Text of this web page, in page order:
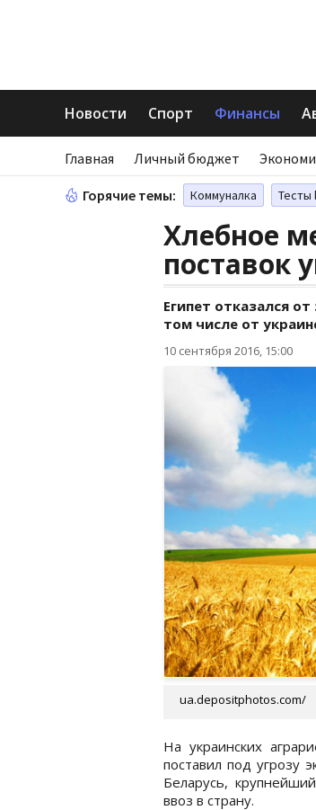
Новости Спорт Финансы
Главная Личный бюджет
Горячие темы: Коммуналка Тесты
Хлебное
поставок
Египет отказался
том числе от
10 сентября 2016, 15:00
ua.depositphotos.com/
На украинских
поставил под угрозу
Беларусь,
ввоз в страну.